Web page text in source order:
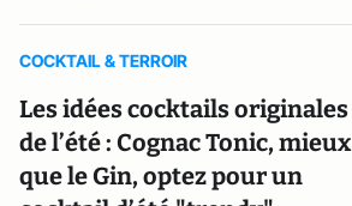
COCKTAIL & TERROIR
Les idées cocktails originales
de l’été : Cognac Tonic, mieux
que le Gin, optez pour un